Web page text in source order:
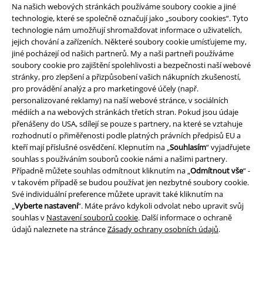
Na našich webových stránkách používáme soubory cookie a jiné
technologie, které se společně označují jako „soubory cookies“. Tyto
technologie nám umožňují shromažďovat informace o uživatelích,
jejich chování a zařízeních. Některé soubory cookie umísťujeme my,
jiné pocházejí od našich partnerů. My a naši partneři používáme
soubory cookie pro zajištění spolehlivosti a bezpečnosti naší webové
stránky, pro zlepšení a přizpůsobení vašich nákupních zkušeností,
pro provádění analýz a pro marketingové účely (např.
personalizované reklamy) na naší webové stránce, v sociálních
médiích a na webových stránkách třetích stran. Pokud jsou údaje
přenášeny do USA, sdílejí se pouze s partnery, na které se vztahuje
rozhodnutí o přiměřenosti podle platných právních předpisů EU a
kteří mají příslušné osvědčení. Klepnutím na „ Souhlasím“ vyjadřujete
souhlas s používáním souborů cookie námi a našimi partnery.
Případně můžete souhlas odmítnout kliknutím na „ Odmítnout vše“ -
v takovém případě se budou používat jen nezbytné soubory cookie.
Své individuální preference můžete upravit také kliknutím na
Vyberte nastavení“. Máte právo kdykoli odvolat nebo upravit svůj
souhlas v Nastavení souborů cookie. Další informace o ochraně
údajů naleznete na stránceZásady ochrany osobních údajů.
Právní informace
Podmínky
Prohlášení
Ochrana osobních údajů
Likvidace odpadu a ochrana životního prostředí
Prohlášení o shodě